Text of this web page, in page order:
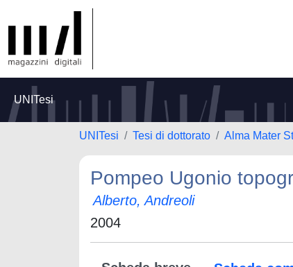
UNITesi
UNITesi Tesi di dottorato Alma Mater
Pompeo Ugonio
Alberto, Andreoli
2004